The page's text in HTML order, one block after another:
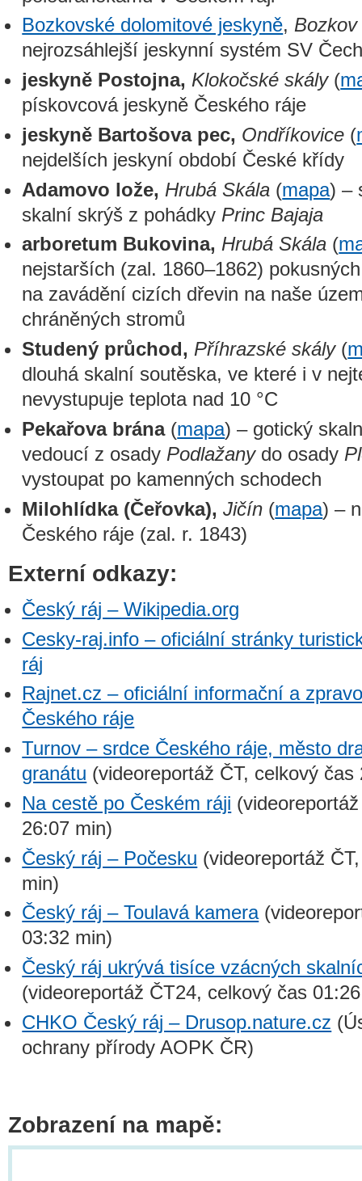
Bozkovské dolomitové jeskyně,
nejrozsáhlejší jeskynní systém SV
jeskyně Postojna, Klokočské skály(
pískovcová jeskyně Českého ráje
jeskyně Bartošova pec, Ondříkovice (
nejdelších jeskyní období České křídy
Adamovo lože, Hrubá Skála (mapa) –
skalní skrýš z pohádky Princ Bajaja
arboretum Bukovina, Hrubá Skála (
nejstarších (zal. 1860–1862)
na zavádění cizích dřevin na naše
chráněných stromů
Studený průchod, Příhrazské skály(
dlouhá skalní soutěska, ve které i v
nevystupuje teplota nad 10 °C
Pekařova brána(mapa) – gotický
vedoucí z osady Podlažanydo osady
vystoupat po kamenných schodech
Milohlídka (Čeřovka), Jičín (mapa) –
Českého ráje (zal. r. 1843)
Externí odkazy:
Český ráj – Wikipedia.org
Cesky-raj.info – oficiální stránky
ráj
Rajnet.cz – oficiální informační a
Českého ráje
Turnov – srdce Českého ráje, město
granátu (videoreportáž ČT, celkový čas
Na cestě po Českém ráji
26:07 min)
Český ráj – Počesku (videoreportáž
min)
Český ráj – Toulavá kamera
03:32 min)
Český ráj ukrývá tisíce vzácných
(videoreportáž ČT24, celkový čas
CHKO Český ráj – Drusop.nature.cz
ochrany přírody AOPK ČR)
Zobrazení na mapě: